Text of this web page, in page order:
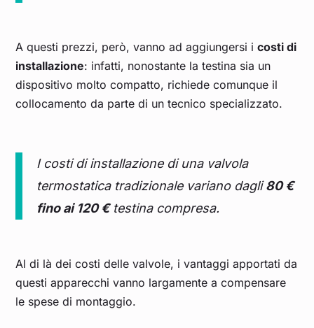
A questi prezzi, però, vanno ad aggiungersi icosti di
installazione: infatti, nonostante la testina sia un
dispositivo molto compatto, richiede comunque il
collocamento da parte di un tecnico specializzato.
I costi di installazione di una valvola
termostatica tradizionale variano dagli80 €
fino ai 120 €testina compresa.
Al di là dei costi delle valvole, i vantaggi apportati da
questi apparecchi vanno largamente a compensare
le spese di montaggio.